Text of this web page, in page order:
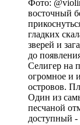
Фото:
восточный
гладких
зверей и
до
Селигер на
огромное и
островов.
Один из
песчаной
доступный